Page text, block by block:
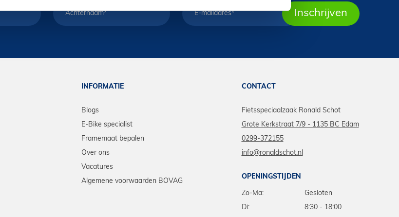
INFORMATIE
Blogs
E-Bike specialist
Framemaat bepalen
Over ons
Vacatures
Algemene voorwaarden BOVAG
CONTACT
Fietsspeciaalzaak Ronald Schot
Grote Kerkstraat 7/9 - 1135 BC Edam
0299-372155
info@ronaldschot.nl
OPENINGSTIJDEN
Zo-Ma:
Gesloten
Di:
8:30 - 18:00